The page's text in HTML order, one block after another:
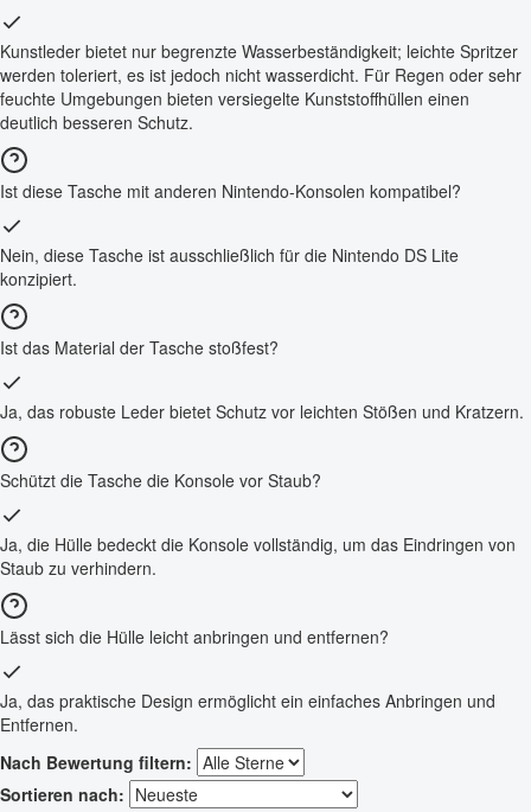
Kunstleder bietet nur begrenzte Wasserbeständigkeit; leichte Spritzer
werden toleriert, es ist jedoch nicht wasserdicht. Für Regen oder sehr
feuchte Umgebungen bieten versiegelte Kunststoffhüllen einen
deutlich besseren Schutz.
Ist diese Tasche mit anderen Nintendo-Konsolen kompatibel?
Nein, diese Tasche ist ausschließlich für die Nintendo DS Lite
konzipiert.
Ist das Material der Tasche stoßfest?
Ja, das robuste Leder bietet Schutz vor leichten Stößen und Kratzern.
Schützt die Tasche die Konsole vor Staub?
Ja, die Hülle bedeckt die Konsole vollständig, um das Eindringen von
Staub zu verhindern.
Lässt sich die Hülle leicht anbringen und entfernen?
Ja, das praktische Design ermöglicht ein einfaches Anbringen und
Entfernen.
Nach Bewertung filtern:
Sortieren nach: